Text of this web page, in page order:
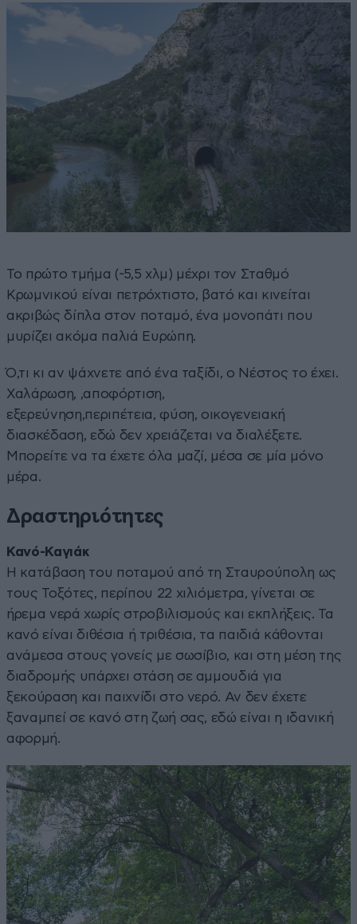
Το πρώτο τμήμα (~5,5 χλμ) μέχρι τον Σταθμό
Κρωμνικού είναι πετρόχτιστο, βατό και κινείται
ακριβώς δίπλα στον ποταμό, ένα μονοπάτι που
μυρίζει ακόμα παλιά Ευρώπη.
Ό,τι κι αν ψάχνετε από ένα ταξίδι, ο Νέστος το έχει.
Χαλάρωση, ,αποφόρτιση,
εξερεύνηση,περιπέτεια, φύση, οικογενειακή
διασκέδαση, εδώ δεν χρειάζεται να διαλέξετε.
Μπορείτε να τα έχετε όλα μαζί, μέσα σε μία μόνο
μέρα.
Δραστηριότητες
Κανό-Καγιάκ
Η κατάβαση του ποταμού από τη Σταυρούπολη ως
τους Τοξότες, περίπου 22 χιλιόμετρα, γίνεται σε
ήρεμα νερά χωρίς στροβιλισμούς και εκπλήξεις. Τα
κανό είναι διθέσια ή τριθέσια, τα παιδιά κάθονται
ανάμεσα στους γονείς με σωσίβιο, και στη μέση της
διαδρομής υπάρχει στάση σε αμμουδιά για
ξεκούραση και παιχνίδι στο νερό. Αν δεν έχετε
ξαναμπεί σε κανό στη ζωή σας, εδώ είναι η ιδανική
αφορμή.